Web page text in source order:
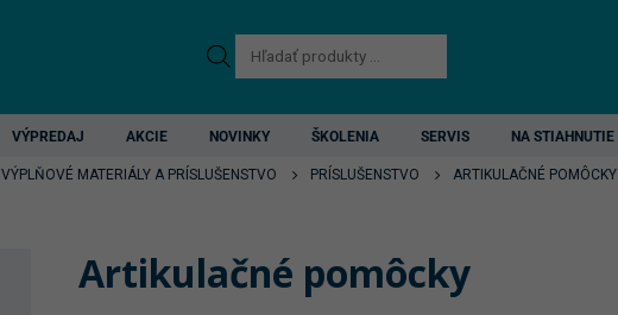
Products
search
VÝPREDAJ AKCIE NOVINKY ŠKOLENIA SERVIS NA STIAHNUTIE
VÝPLŇOVÉ MATERIÁLY A PRÍSLUŠENSTVO PRÍSLUŠENSTVO ARTIKULAČNÉ POMÔCKY
Artikulačné pomôcky